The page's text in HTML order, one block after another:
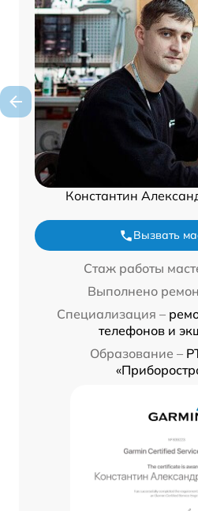
Константин
Вызвать
Стаж работы
Выполнено
Специализация –
телефонов и
Образование –